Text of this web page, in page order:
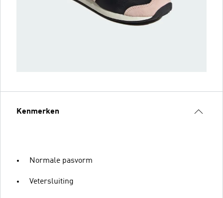
Kenmerken
Normale pasvorm
Vetersluiting